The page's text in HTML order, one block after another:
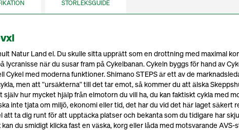
STORLEKSGUIDE
Natur Land el. Du skulle sitta upprätt som en drottning med maximal
lycranisse när du susar fram på Cykelbanan. Cykeln byggs för hand av
Cykel med moderna funktioner. Shimano STEPS är ett av de
men att "ursäkterna" till det tar emot, så kommer du att älska
själv hur mycket hjälp från elmotorn du vill ha, du kan faktiskt cykla med
inte tjata om miljö, ekonomi eller tid, det har du vid det här laget säkert
ta dig runt för att upptäcka platser och bekanta som du tidigare har
du smidigt klicka fast en väska, korg eller låda med motsvarande AVS-